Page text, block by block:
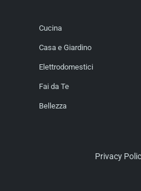
Cucina
Casa e Giardino
Elettrodomestici
Fai da Te
Bellezza
Privacy